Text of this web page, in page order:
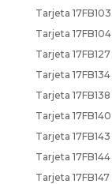
Tarjeta 17FB103
Tarjeta 17FB104
Tarjeta 17FB127
Tarjeta 17FB134
Tarjeta 17FB138
Tarjeta 17FB140
Tarjeta 17FB143
Tarjeta 17FB144
Tarjeta 17FB147